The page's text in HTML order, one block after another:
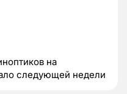
на
следующей недели